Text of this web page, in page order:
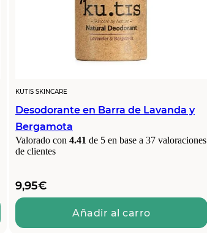
KUTIS SKINCARE
Desodorante en Barra de Lavanda y
Bergamota
Valorado con 4.41 de 5 en base a 37 valoraciones
de clientes
9,95€
Añadir al carro